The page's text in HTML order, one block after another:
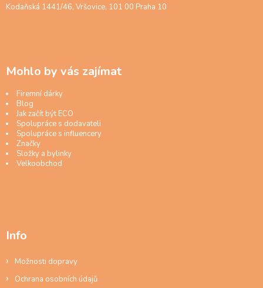
Kodaňská 1441/46, Vršovice, 101 00 Praha 10
Mohlo by vás zajímat
Firemní dárky
Blog
Jak začít být ECO
Spolupráce s dodavateli
Spolupráce s influencery
Značky
Složky a bylinky
Velkoobchod
Info
Možnosti dopravy
Ochrana osobních údajů